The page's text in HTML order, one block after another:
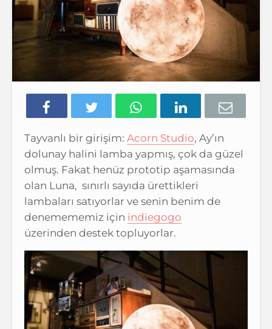
Tayvanlı bir girişim: Acorn Studio, Ay’ın
dolunay halini lamba yapmış, çok da güzel
olmuş. Fakat henüz prototip aşamasında
olan Luna, sınırlı sayıda ürettikleri
lambaları satıyorlar ve senin benim de
denemememiz için indiegogo
üzerinden destek topluyorlar.